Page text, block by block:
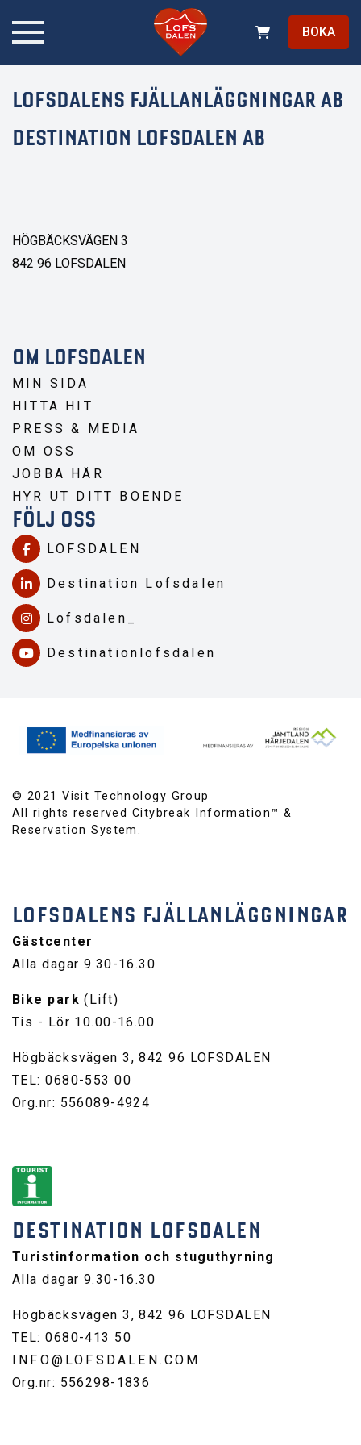
BOKA
LOFSDALENS FJÄLLANLÄGGNINGAR AB
DESTINATION LOFSDALEN AB
HÖGBÄCKSVÄGEN 3
842 96 LOFSDALEN
OM LOFSDALEN
MIN SIDA
HITTA HIT
PRESS & MEDIA
OM OSS
JOBBA HÄR
HYR UT DITT BOENDE
FÖLJ OSS
LOFSDALEN
Destination Lofsdalen
Lofsdalen_
Destinationlofsdalen
© 2021 Visit Technology Group
All rights reserved Citybreak Information™ &
Reservation System.
DESTINATION LOFSDALEN
Turistinformation och stuguthyrning
Alla dagar 9.30-16.30
Högbäcksvägen 3, 842 96 LOFSDALEN
TEL: 0680-413 50
INFO@LOFSDALEN.COM
Org.nr: 556298-1836
LOFSDALENS FJÄLLANLÄGGNINGAR
Gästcenter
Alla dagar 9.30-16.30
Bike park (Lift)
Tis - Lör 10.00-16.00
Högbäcksvägen 3, 842 96 LOFSDALEN
TEL: 0680-553 00
Org.nr: 556089-4924